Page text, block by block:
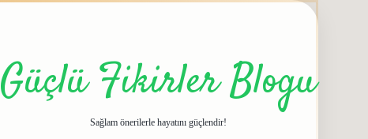
Güçlü Fikirler Blogu
Sağlam önerilerle hayatını güçlendir!